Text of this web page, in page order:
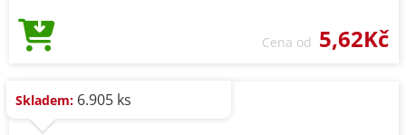
Cena od 5,62Kč
Skladem: 6.905 ks